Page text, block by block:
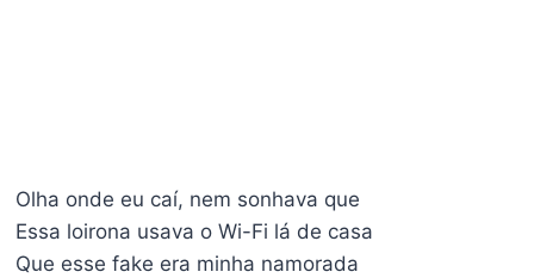
Olha onde eu caí, nem sonhava que
Essa loirona usava o Wi-Fi lá de casa
Que esse fake era minha namorada